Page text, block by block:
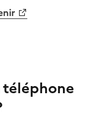
téléphone